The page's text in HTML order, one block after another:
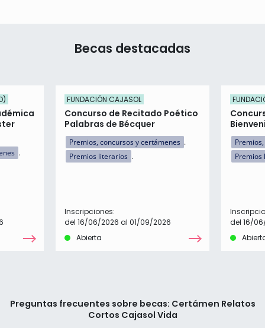
Becas destacadas
FUNDACIÓN CAJASOL
Concurso de Recitado Poético
Palabras de Bécquer
Premios, concursos y certámenes
Premios literarios
Inscripciones:
del 16/06/2026 al 01/09/2026
Abierta
del 16/
Preguntas frecuentes sobre becas: Certámen Relatos
Cortos Cajasol Vida